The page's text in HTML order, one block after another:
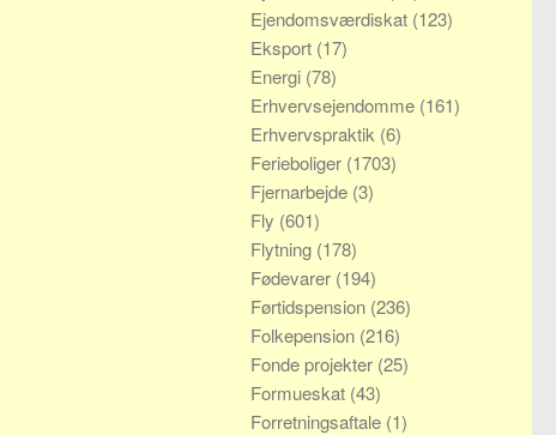
Ejendomsværdiskat (123)
Eksport (17)
Energi (78)
Erhvervsejendomme (161)
Erhvervspraktik (6)
Ferieboliger (1703)
Fjernarbejde (3)
Fly (601)
Flytning (178)
Fødevarer (194)
Førtidspension (236)
Folkepension (216)
Fonde projekter (25)
Formueskat (43)
Forretningsaftale (1)